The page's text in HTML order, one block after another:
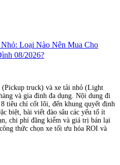
Loại Nào Nên Mua Cho
08/2026?
(Pickup truck) và xe tải nhỏ (Light
và gia đình đa dụng. Nội dung đi
tiêu chí cốt lõi, đến khung quyết định
biệt, bài viết đào sâu các yếu tố ít
chi phí đăng kiểm và giá trị bán lại
thức chọn xe tối ưu hóa ROI và